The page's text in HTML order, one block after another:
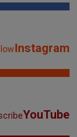
Instagram
YouTube